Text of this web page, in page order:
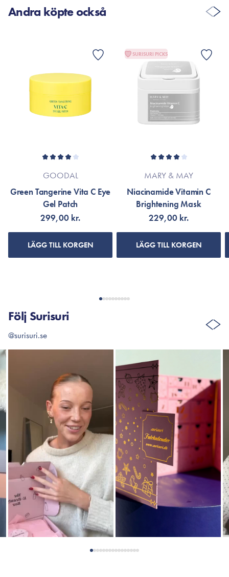
Andra köpte också
GOODAL
Green Tangerine Vita C Eye
Gel Patch
299,00 kr.
LÄGG TILL KORGEN
SURISURI PICKS
MARY & MAY
Niacinamide Vitamin C
Brightening Mask
229,00 kr.
LÄGG TILL KORGEN
Följ Surisuri
@surisuri.se